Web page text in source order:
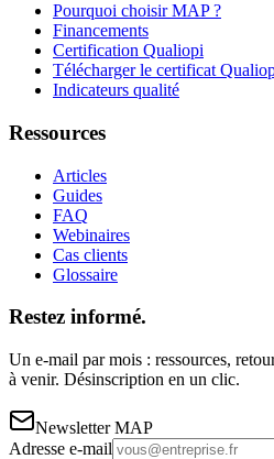
Pourquoi choisir MAP ?
Financements
Certification Qualiopi
Télécharger le certificat
Indicateurs qualité
Ressources
Articles
Guides
FAQ
Webinaires
Cas clients
Glossaire
Restez informé.
Un e-mail par mois : ressources,
à venir. Désinscription en un clic.
Newsletter MAP
Adresse e-mail